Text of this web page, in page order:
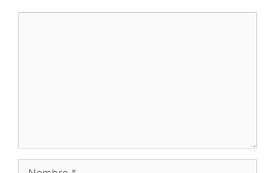
Nombre